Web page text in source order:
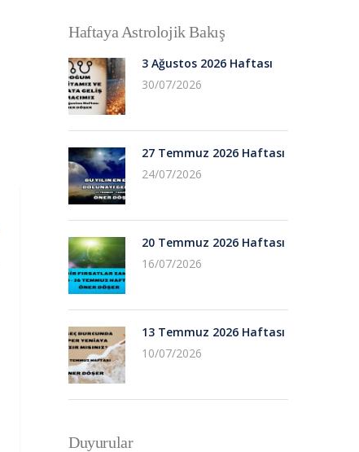
Haftaya Astrolojik Bakış
3 Ağustos 2026 Haftası
30/07/2026
27 Temmuz 2026 Haftası
24/07/2026
20 Temmuz 2026 Haftası
16/07/2026
13 Temmuz 2026 Haftası
10/07/2026
Duyurular